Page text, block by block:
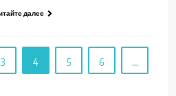
далее
3 4 5 6 …